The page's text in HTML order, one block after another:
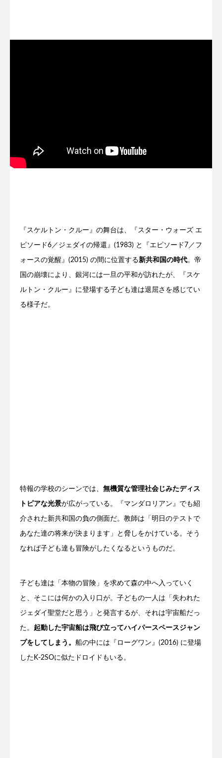
『スケルトン・クルー』の舞台は、『スター・ウォーズ エ
ピソード6／ジェダイの帰還』(1983) と『エピソード7／フ
ォースの覚醒』(2015) の間に位置する新共和国の時代。帝
国の崩壊により、銀河には一旦の平和が訪れたが、『スケ
ルトン・クルー』に登場する子ども達は退屈さを感じてい
る様子だ。
特報の学校のシーンでは、 無機質な管理社会じみたディス
トピアな光景が広がっている。『マンダロリアン』でも紹
介された新共和国の負の側面だ。教師は「明日のテストで
あなた達の将来が決まります」と脅しをかけている。そう
なれば子ども達も冒険がしたくなるというものだ。
子ども達は「本物の冒険」を求めて森の中へ入っていく
と、そこには何かの入り口が。子どもの一人は「失われた
ジェダイ聖堂だと思う」と発言するが、それは宇宙船だっ
た。 起動した宇宙船は飛び立ってハイパースペースジャン
プをしてしまう。 船の中には『ローグワン』(2016) に登場
したK-2SOに似たドロイドもいる。